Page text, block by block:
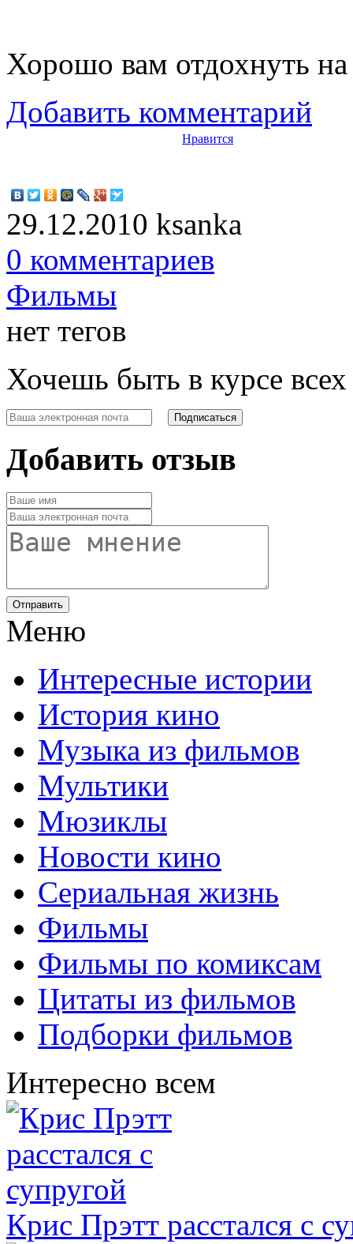
Хорошо вам отдохнуть на
Добавить комментарий
Нравится
29.12.2010 ksanka
0 комментариев
Фильмы
нет тегов
Хочешь быть в курсе
Добавить отзыв
Отправить
Меню
Интересные истории
История кино
Музыка из фильмов
Мультики
Мюзиклы
Новости кино
Сериальная жизнь
Фильмы
Фильмы по комиксам
Цитаты из фильмов
Подборки фильмов
Интересно всем
Крис Прэтт расстался с